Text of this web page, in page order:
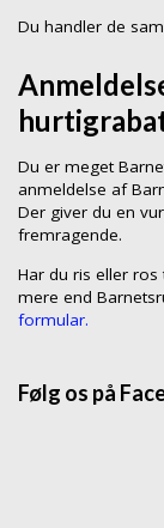
Du handler de
Du er meget
anmeldelse af
Der giver du en
fremragende.
Har du ris eller
mere end
formular.
Følg os på